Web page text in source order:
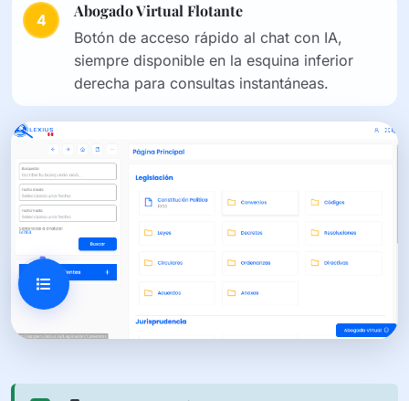
4 Abogado Virtual Flotante
Botón de acceso rápido al chat con IA,
siempre disponible en la esquina inferior
derecha para consultas instantáneas.